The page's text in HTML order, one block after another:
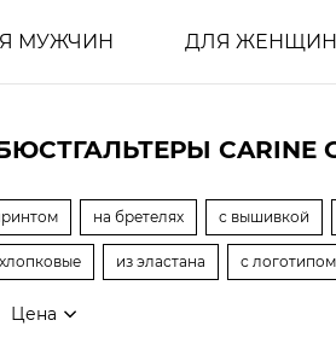
МУЖЧИН ДЛЯ ЖЕНЩИН
CARINE
на бретелях с вышивкой
хлопковые из эластана с логотипом
Цена